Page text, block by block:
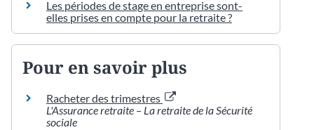
Les périodes de stage en entreprise sont-
elles prises en compte pour la retraite ?
Pour en savoir plus
Racheter des trimestres
L'Assurance retraite – La retraite de la Sécurité
sociale